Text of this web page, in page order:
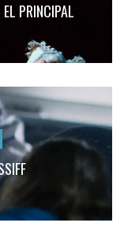
PRINCIPAL